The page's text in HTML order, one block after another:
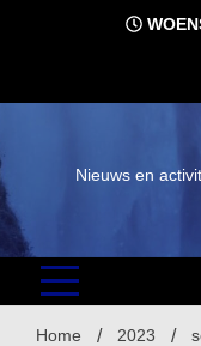
Nieuws en
Home 2023